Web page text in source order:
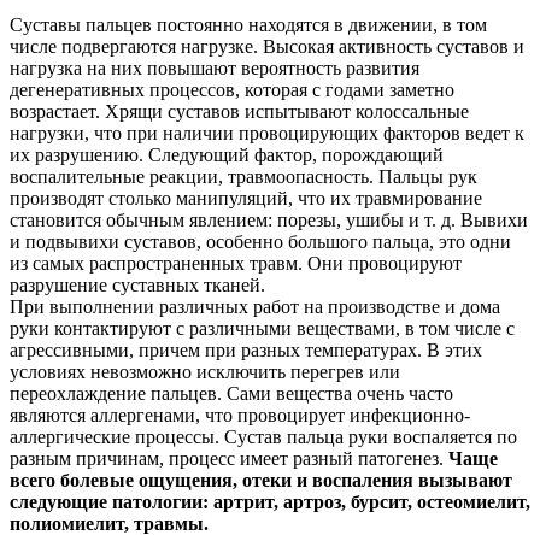
Суставы пальцев постоянно находятся в движении, в том
числе подвергаются нагрузке. Высокая активность суставов и
нагрузка на них повышают вероятность развития
дегенеративных процессов, которая с годами заметно
возрастает. Хрящи суставов испытывают колоссальные
нагрузки, что при наличии провоцирующих факторов ведет к
их разрушению. Следующий фактор, порождающий
воспалительные реакции, травмоопасность. Пальцы рук
производят столько манипуляций, что их травмирование
становится обычным явлением: порезы, ушибы и т. д. Вывихи
и подвывихи суставов, особенно большого пальца, это одни
из самых распространенных травм. Они провоцируют
разрушение суставных тканей.
При выполнении различных работ на производстве и дома
руки контактируют с различными веществами, в том числе с
агрессивными, причем при разных температурах. В этих
условиях невозможно исключить перегрев или
переохлаждение пальцев. Сами вещества очень часто
являются аллергенами, что провоцирует инфекционно-
аллергические процессы. Сустав пальца руки воспаляется по
разным причинам, процесс имеет разный патогенез. Чаще
всего болевые ощущения, отеки и воспаления вызывают
следующие патологии: артрит, артроз, бурсит, остеомиелит,
полиомиелит, травмы.